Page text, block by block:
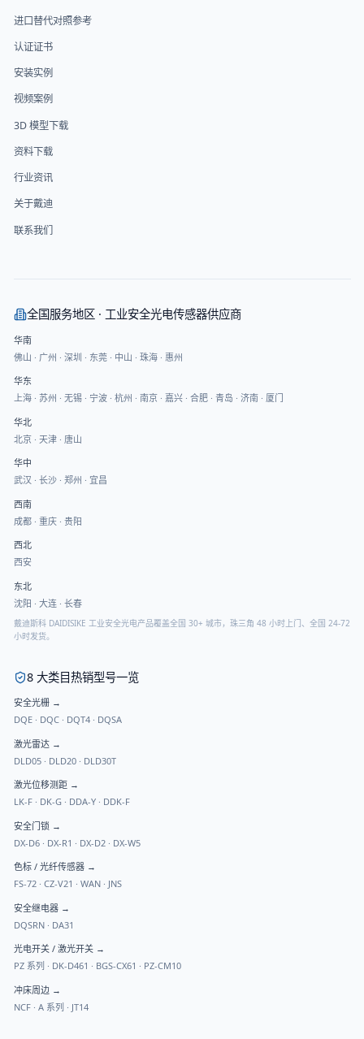
进口替代对照参考
认证证书
安装实例
视频案例
3D 模型下载
资料下载
行业资讯
关于戴迪
联系我们
全国服务地区 · 工业安全光电传感器供应商
华南
佛山 · 广州 · 深圳 · 东莞· 中山 · 珠海· 惠州
华东
上海· 苏州 · 无锡· 宁波· 杭州 · 南京· 嘉兴· 合肥· 青岛 · 济南· 厦门
华北
北京· 天津· 唐山
华中
武汉 · 长沙· 郑州 · 宜昌
西南
成都· 重庆· 贵阳
西北
西安
东北
沈阳 · 大连· 长春
戴迪斯科 DAIDISIKE 工业安全光电产品覆盖全国 30+ 城市，珠三角 48 小时上门、全国 24-72
小时发货。
8 大类目热销型号一览
安全光栅→
DQE· DQC· DQT4· DQSA
激光雷达→
DLD05· DLD20· DLD30T
激光位移测距→
LK-F· DK-G· DDA-Y· DDK-F
安全门锁 →
DX-D6· DX-R1 · DX-D2· DX-W5
色标 / 光纤传感器→
FS-72· CZ-V21 · WAN· JNS
安全继电器→
DQSRN· DA31
光电开关 / 激光开关→
PZ 系列 · DK-D461 · BGS-CX61 · PZ-CM10
冲床周边 →
NCF· A 系列 · JT14